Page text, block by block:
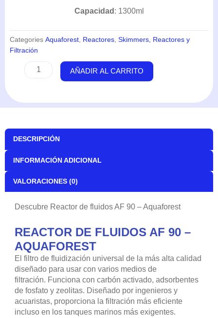
Capacidad : 1300ml
Categories Aquaforest Reactores Skimmers, Reactores y
Filtración
Reactor
90
Aquaforest
cantidad
AÑADIR AL CARRITO
DESCRIPCIÓN
INFORMACIÓN ADICIONAL
VALORACIONES (0)
Descubre Reactor de fluidos AF 90 – Aquaforest
REACTOR DE FLUIDOS AF 90 –
AQUAFOREST
El filtro de fluidización universal de la más alta calidad
diseñado para usar con varios medios de
filtración. Funciona con carbón activado, adsorbentes
de fosfato y zeolitas. Diseñado por ingenieros y
acuaristas, proporciona la filtración más eficiente
incluso en los tanques marinos más exigentes.